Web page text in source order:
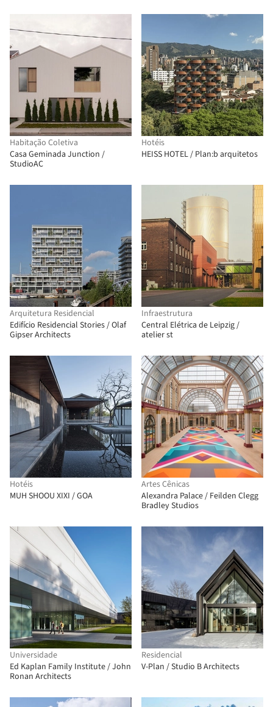
Habitação Coletiva
Casa Geminada Junction /
StudioAC
Hotéis
HEISS HOTEL / Plan:b arquitetos
Arquitetura Residencial
Edifício Residencial Stories / Olaf
Gipser Architects
Infraestrutura
Central Elétrica de Leipzig /
atelier st
Hotéis
MUH SHOOU XIXI / GOA
Artes Cênicas
Alexandra Palace / Feilden Clegg
Bradley Studios
Universidade
Ed Kaplan Family Institute / John
Ronan Architects
Residencial
V-Plan / Studio B Architects